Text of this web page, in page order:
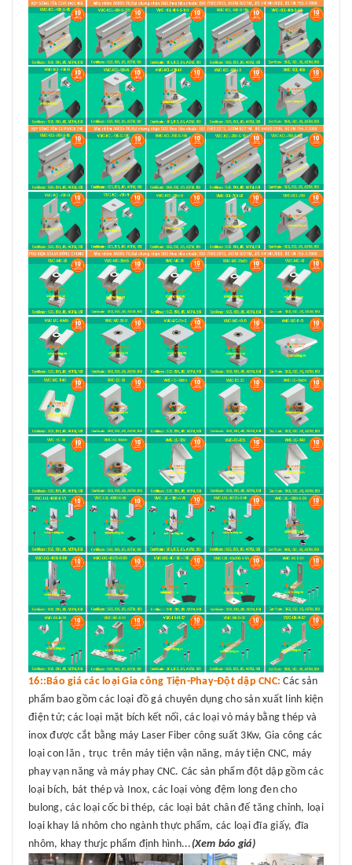
16::Báo giá các loại Gia công Tiện-Phay-Đột dập CNC: Các sản
phẩm bao gồm các loại đồ gá chuyên dụng cho sản xuất linh kiện
điện tử; các loại mặt bích kết nối, các loại vỏ máy bằng thép và
inox được cắt bằng máy Laser Fiber công suất 3Kw, Gia công các
loại con lăn , trục trên máy tiện vận năng, máy tiện CNC, máy
phay vạn năng và máy phay CNC. Các sản phẩm đột dập gồm các
loại bích, bát thép và Inox, các loại vòng đệm long đen cho
bulong, các loại cốc bi thép, các loại bát chân đế tăng chỉnh, loại
loại khay lá nhôm cho ngành thực phẩm, các loại đĩa giấy, đĩa
nhôm, khay thưjc phẩm định hình... (Xem báo giá)